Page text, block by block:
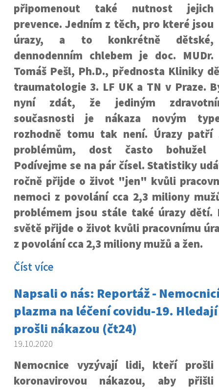
připomenout také nutnost jejich
prevence. Jedním z těch, pro které jsou
úrazy, a to konkrétně dětské,
dennodenním chlebem je doc. MUDr.
Tomáš Pešl, Ph.D., přednosta Kliniky
traumatologie 3. LF UK a TN v Praze.
nyní zdát, že jediným
současnosti je nákaza novým
rozhodně tomu tak není. Úrazy
problémům, dost často bohužel
Podívejme se na pár čísel. Statistiky
ročně přijde o život "jen" kvůli
nemoci z povolání cca 2,3 miliony
problémem jsou stále také úrazy dětí.
světě přijde o život kvůli pracovnímu
z povolání cca 2,3 miliony mužů a žen.
Číst více
Napsali o nás: Reportáž -
plazma na léčení covidu-19.
prošli nákazou (čt24)
19.10.2020
Nemocnice vyzývají lidi, kteří prošli
koronavirovou nákazou, aby přišli